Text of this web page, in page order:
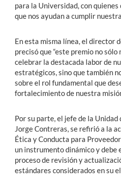
para la Universidad, con
que nos ayudan a cumplir nuestra
En esta misma línea, el director
precisó que “este premio no
celebrar la destacada labor de
estratégicos, sino que también
sobre el rol fundamental que
fortalecimiento de nuestra
Por su parte, el jefe de la Unidad
Jorge Contreras, se refirió a la
Ética y Conducta para
un instrumento dinámico y
proceso de revisión y
estándares considerados en su